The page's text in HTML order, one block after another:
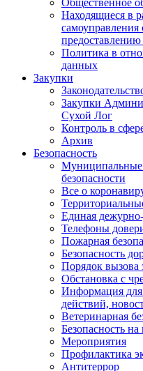
Общественное
Находящиеся в
Политика в
данных
Закупки
Закупки
Сухой Лог
Контроль в
Архив
Безопасность
Муниципальные
безопасности
Все о
Единая
Телефоны
Пожарная
Безопасность
Порядок вызова
Обстановка с
Информация для
действий,
Ветеринарная
Безопасность на
Мероприятия
Профилактика
Антитеррор